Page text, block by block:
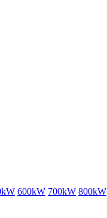
600kW 700kW 800kW